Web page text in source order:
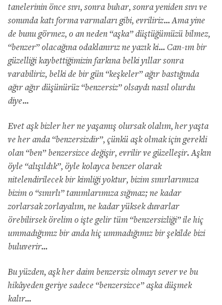
tanelerinin önce sıvı, sonra buhar, sonra yeniden sıvı ve
sonunda katı forma varmaları gibi, evriliriz… Ama yine
de bunu görmez, o an neden “aşka” düştüğümüzü bilmez,
“benzer” olacağına odaklanırız ne yazık ki… Can-ım bir
güzelliği kaybettiğimizin farkına belki yıllar sonra
varabiliriz, belki de bir gün “keşkeler” ağır bastığında
ağır ağır düşünürüz “benzersiz” olsaydı nasıl olurdu
diye…
Evet aşk bizler her ne yaşamış olursak olalım, her yaşta
ve her anda “benzersizdir”, çünkü aşk olmak için gerekli
olan “ben” benzersizce değişir, evrilir ve güzelleşir. Aşkın
öyle “alışıldık”, öyle kolayca benzer olarak
nitelendirilecek bir kimliği yoktur, bizim sınırlarımıza
bizim o “sınırlı” tanımlarımıza sığmaz; ne kadar
zorlarsak zorlayalım, ne kadar yüksek duvarlar
örebilirsek örelim o işte gelir tüm “benzersizliği” ile hiç
ummadığımız bir anda hiç ummadığımız bir şekilde bizi
buluverir…
Bu yüzden, aşk her daim benzersiz olmayı sever ve bu
hikâyeden geriye sadece “benzersizce” aşka düşmek
kalır…